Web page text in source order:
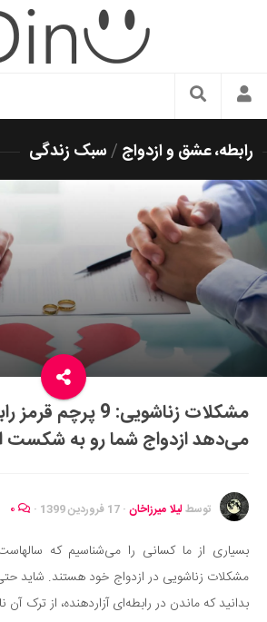
سبک زندگی
زیبایی و آرایش
شیک پوشی
دکوراسیون و چیدمان
غذا
رستوران گردی
آشپزی
سفر و گردشگری
ایران گردی
جهان گردی
موفقیت و مهارت‌های فردی
تغذیه سالم
بهداشت
رابطه، عشق و ازدواج /سبک زندگی
مشکلات زناشویی: 9
می‌دهد ازدواج شما رو به
توسطلیلا میرزاخان · 17 فروردین 1399 ·
بسیاری از ما کسانی را می‌شناسیم که
مشکلات زناشویی در ازدواج خود هستند. شاید
بدانید که ماندن در رابطه‌ای آزاردهنده، از ترک آن